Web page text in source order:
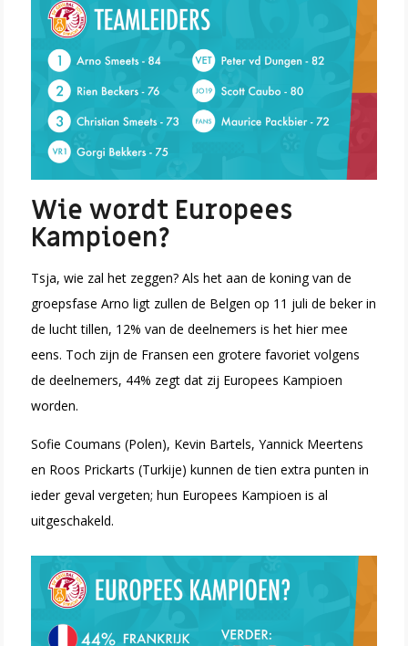
Wie wordt Europees
Kampioen?
Tsja, wie zal het zeggen? Als het aan de koning van de
groepsfase Arno ligt zullen de Belgen op 11 juli de beker in
de lucht tillen, 12% van de deelnemers is het hier mee
eens. Toch zijn de Fransen een grotere favoriet volgens
de deelnemers, 44% zegt dat zij Europees Kampioen
worden.
Sofie Coumans (Polen), Kevin Bartels, Yannick Meertens
en Roos Prickarts (Turkije) kunnen de tien extra punten in
ieder geval vergeten; hun Europees Kampioen is al
uitgeschakeld.